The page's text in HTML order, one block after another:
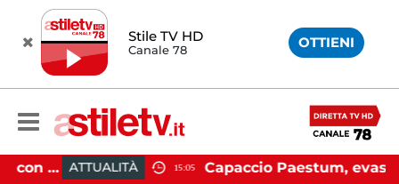
Stile TV HD
Canale 78 OTTIENI
Pontecagnano, si ribalta con l'auto alla rotatoria: giovane ferito ATTUALITÀ 15:05